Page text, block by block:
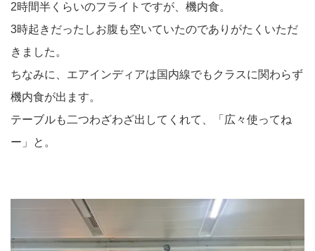
2時間半くらいのフライトですが、機内食。
3時起きだったしお腹も空いていたのでありがたくいただ
きました。
ちなみに、エアインディアは国内線でもクラスに関わらず
機内食が出ます。
テーブルも二つわざわざ出してくれて、「広々使ってね
ー」と。